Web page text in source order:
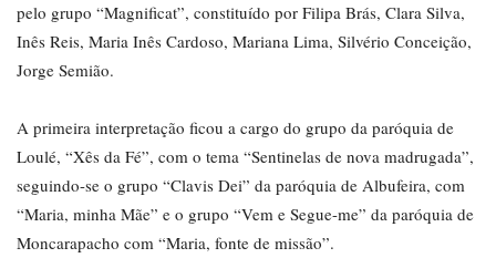
pelo grupo “Magnificat”, constituído por Filipa Brás, Clara Silva,
Inês Reis, Maria Inês Cardoso, Mariana Lima, Silvério Conceição,
Jorge Semião.
A primeira interpretação ficou a cargo do grupo da paróquia de
Loulé, “Xês da Fé”, com o tema “Sentinelas de nova madrugada”,
seguindo-se o grupo “Clavis Dei” da paróquia de Albufeira, com
“Maria, minha Mãe” e o grupo “Vem e Segue-me” da paróquia de
Moncarapacho com “Maria, fonte de missão”.